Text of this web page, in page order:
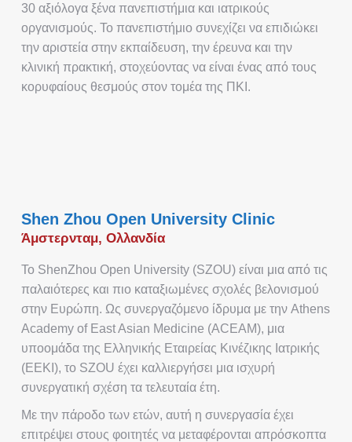
30 αξιόλογα ξένα πανεπιστήμια και ιατρικούς
οργανισμούς. Το πανεπιστήμιο συνεχίζει να επιδιώκει
την αριστεία στην εκπαίδευση, την έρευνα και την
κλινική πρακτική, στοχεύοντας να είναι ένας από τους
κορυφαίους θεσμούς στον τομέα της ΠΚΙ.
Shen Zhou Open University Clinic
Άμστερνταμ, Ολλανδία
Το ShenZhou Open University (SZOU) είναι μια από τις
παλαιότερες και πιο καταξιωμένες σχολές βελονισμού
στην Ευρώπη. Ως συνεργαζόμενο ίδρυμα με την Athens
Academy of East Asian Medicine (ACEAM), μια
υποομάδα της Ελληνικής Εταιρείας Κινέζικης Ιατρικής
(ΕΕΚΙ), το SZOU έχει καλλιεργήσει μια ισχυρή
συνεργατική σχέση τα τελευταία έτη.
Με την πάροδο των ετών, αυτή η συνεργασία έχει
επιτρέψει στους φοιτητές να μεταφέρονται απρόσκοπτα